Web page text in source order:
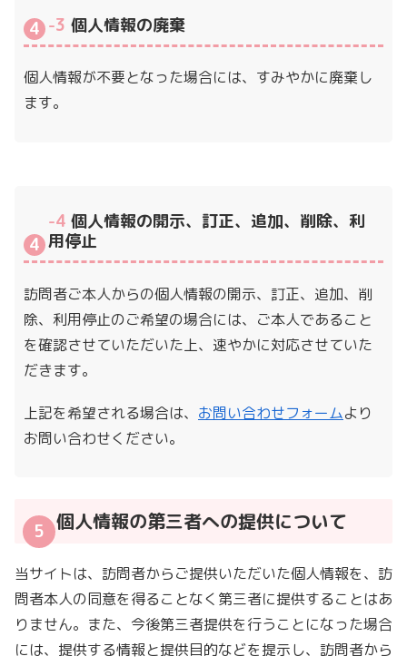
-3 個人情報の廃棄
個人情報が不要となった場合には、すみやかに廃棄し
ます。
-4 個人情報の開示、訂正、追加、削除、利
用停止
訪問者ご本人からの個人情報の開示、訂正、追加、削
除、利用停止のご希望の場合には、ご本人であること
を確認させていただいた上、速やかに対応させていた
だきます。
上記を希望される場合は、 お問い合わせフォームより
お問い合わせください。
個人情報の第三者への提供について
当サイトは、訪問者からご提供いただいた個人情報を、訪
問者本人の同意を得ることなく第三者に提供することはあ
りません。また、今後第三者提供を行うことになった場合
には、提供する情報と提供目的などを提示し、訪問者から